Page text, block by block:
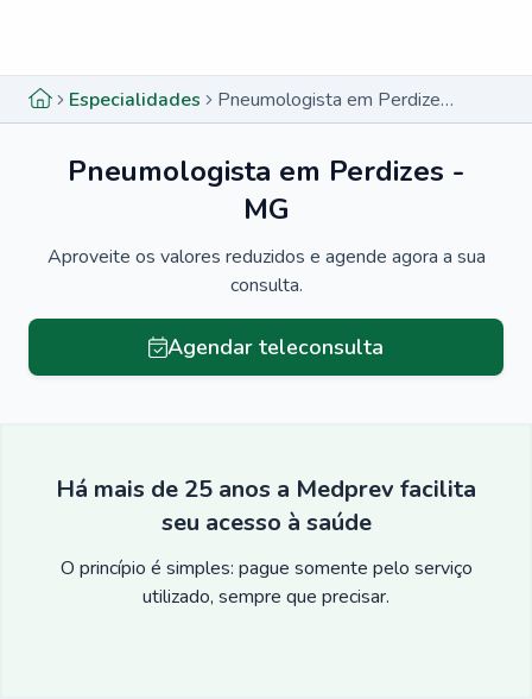
Especialidades Pneumologista em Perdizes - MG
Pneumologista em Perdizes -
MG
Aproveite os valores reduzidos e agende agora a sua
consulta.
Agendar teleconsulta
Há mais de 25 anos a Medprev facilita
seu acesso à saúde
O princípio é simples: pague somente pelo serviço
utilizado, sempre que precisar.